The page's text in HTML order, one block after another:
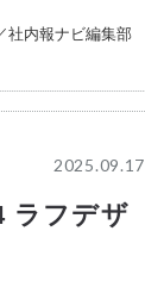
社内報ナビ編集部
2025.09.17
ラフデザ